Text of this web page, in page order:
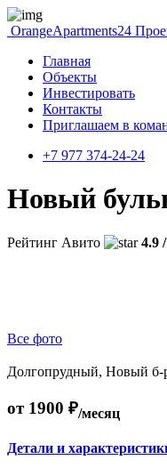
OrangeApartments24
Главная
Объекты
Инвестировать
Контакты
Приглашаем в
+7 977 374-24-24
Новый
Рейтинг Авито 4.9
Все фото
Долгопрудный, Новый б-
от 1900 ₽/месяц
Детали и